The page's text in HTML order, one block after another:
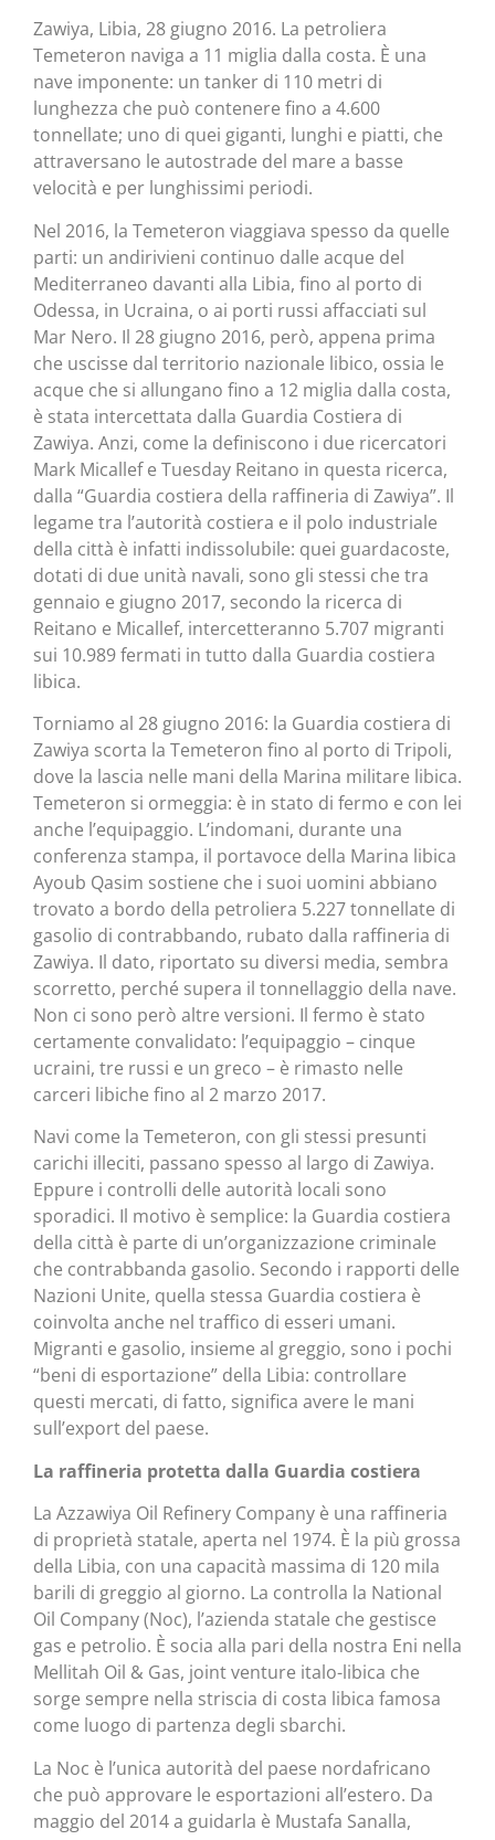
Zawiya, Libia, 28 giugno 2016. La petroliera
Temeteron naviga a 11 miglia dalla costa. È una
nave imponente: un tanker di 110 metri di
lunghezza che può contenere fino a 4.600
tonnellate; uno di quei giganti, lunghi e piatti, che
attraversano le autostrade del mare a basse
velocità e per lunghissimi periodi.
Nel 2016, la Temeteron viaggiava spesso da quelle
parti: un andirivieni continuo dalle acque del
Mediterraneo davanti alla Libia, fino al porto di
Odessa, in Ucraina, o ai porti russi affacciati sul
Mar Nero. Il 28 giugno 2016, però, appena prima
che uscisse dal territorio nazionale libico, ossia le
acque che si allungano fino a 12 miglia dalla costa,
è stata intercettata dalla Guardia Costiera di
Zawiya. Anzi, come la definiscono i due ricercatori
Mark Micallef e Tuesday Reitano in questa ricerca,
dalla “Guardia costiera della raffineria di Zawiya”. Il
legame tra l’autorità costiera e il polo industriale
della città è infatti indissolubile: quei guardacoste,
dotati di due unità navali, sono gli stessi che tra
gennaio e giugno 2017, secondo la ricerca di
Reitano e Micallef, intercetteranno 5.707 migranti
sui 10.989 fermati in tutto dalla Guardia costiera
libica.
Torniamo al 28 giugno 2016: la Guardia costiera di
Zawiya scorta la Temeteron fino al porto di Tripoli,
dove la lascia nelle mani della Marina militare libica.
Temeteron si ormeggia: è in stato di fermo e con lei
anche l’equipaggio. L’indomani, durante una
conferenza stampa, il portavoce della Marina libica
Ayoub Qasim sostiene che i suoi uomini abbiano
trovato a bordo della petroliera 5.227 tonnellate di
gasolio di contrabbando, rubato dalla raffineria di
Zawiya. Il dato, riportato su diversi media, sembra
scorretto, perché supera il tonnellaggio della nave.
Non ci sono però altre versioni. Il fermo è stato
certamente convalidato: l’equipaggio – cinque
ucraini, tre russi e un greco – è rimasto nelle
carceri libiche fino al 2 marzo 2017.
Navi come la Temeteron, con gli stessi presunti
carichi illeciti, passano spesso al largo di Zawiya.
Eppure i controlli delle autorità locali sono
sporadici. Il motivo è semplice: la Guardia costiera
della città è parte di un’organizzazione criminale
che contrabbanda gasolio. Secondo i rapporti delle
Nazioni Unite, quella stessa Guardia costiera è
coinvolta anche nel traffico di esseri umani.
Migranti e gasolio, insieme al greggio, sono i pochi
“beni di esportazione” della Libia: controllare
questi mercati, di fatto, significa avere le mani
sull’export del paese.
La raffineria protetta dalla Guardia costiera
La Azzawiya Oil Refinery Company è una raffineria
di proprietà statale, aperta nel 1974. È la più grossa
della Libia, con una capacità massima di 120 mila
barili di greggio al giorno. La controlla la National
Oil Company (Noc), l’azienda statale che gestisce
gas e petrolio. È socia alla pari della nostra Eni nella
Mellitah Oil & Gas, joint venture italo-libica che
sorge sempre nella striscia di costa libica famosa
come luogo di partenza degli sbarchi.
La Noc è l’unica autorità del paese nordafricano
che può approvare le esportazioni all’estero. Da
maggio del 2014 a guidarla è Mustafa Sanalla,